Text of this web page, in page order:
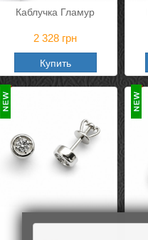
Каблучка Гламур
2 328 грн
Купить
Пусети Деко